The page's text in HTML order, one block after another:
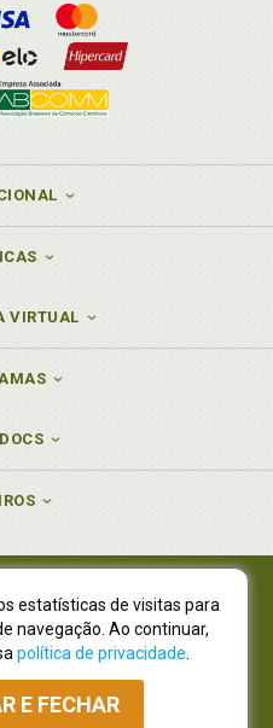
VIRTUAL
77.535.508/0001-19
01.701.561/0001-80
7665, São Lourenço |
CEP 82210-310
Atacado: (41) 4009-3939
estatísticas de visitas para
navegação. Ao continuar,
política de privacidade
E FECHAR